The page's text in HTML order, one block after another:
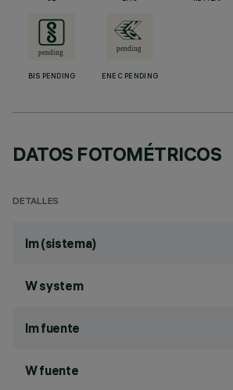
BIS PENDING ENEC PENDING
DATOS FOTOMÉTRICOS
DETALLES
lm (sistema)
W system
lm fuente
W fuente